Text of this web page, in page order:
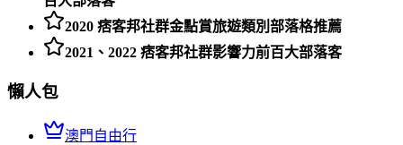
2020 痞客邦社群金點賞旅遊類別部落格推薦
2021、2022 痞客邦社群影響力前百大部落客
懶人包
澳門自由行